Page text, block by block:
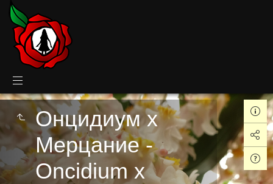
Онцидиум x
Мерцание -
Oncidium x